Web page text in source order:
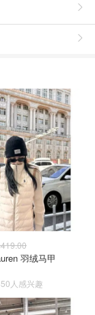
羽绒马甲
人感兴趣